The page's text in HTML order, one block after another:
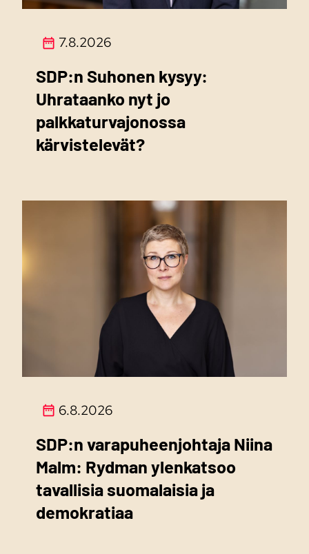
7.8.2026
SDP:n Suhonen kysyy:
Uhrataanko nyt jo
palkkaturvajonossa
kärvistelevät?
6.8.2026
SDP:n varapuheenjohtaja Niina
Malm: Rydman ylenkatsoo
tavallisia suomalaisia ja
demokratiaa